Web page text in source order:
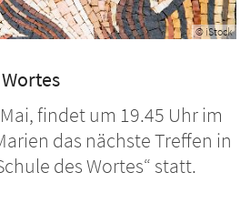
© iStock
findet um 19.45 Uhr im
das nächste Treffen in
des Wortes“ statt.